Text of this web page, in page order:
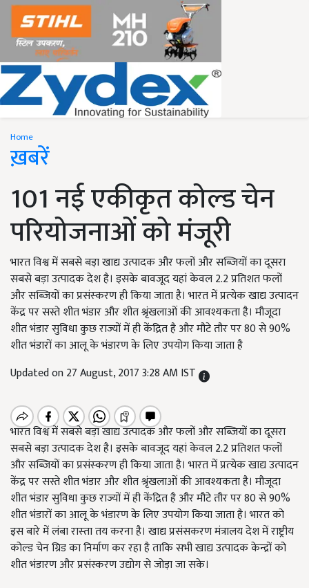
Home
ख़बरें
101 नई एकीकृत कोल्‍ड चेन
परियोजनाओं को मंजूरी
भारत विश्व में सबसे बड़ा खाद्य उत्पादक और फलों और सब्जियों का दूसरा
सबसे बड़ा उत्पादक देश है। इसके बावजूद यहां केवल 2.2 प्रतिशत फलों
और सब्जियों का प्रसंस्‍करण ही किया जाता है। भारत में प्रत्‍येक खाद्य उत्पादन
केंद्र पर सस्ते शीत भंडार और शीत श्रृंखलाओं की आवश्यकता है। मौजूदा
शीत भंडार सुविधा कुछ राज्यों में ही केंद्रित है और मौटे तौर पर 80 से 90%
शीत भंडारों का आलू के भंडारण के लिए उपयोग किया जाता है
Updated on 27 August, 2017 3:28 AM IST
भारत विश्व में सबसे बड़ा खाद्य उत्पादक और फलों और सब्जियों का दूसरा
सबसे बड़ा उत्पादक देश है। इसके बावजूद यहां केवल 2.2 प्रतिशत फलों
और सब्जियों का प्रसंस्‍करण ही किया जाता है। भारत में प्रत्‍येक खाद्य उत्पादन
केंद्र पर सस्ते शीत भंडार और शीत श्रृंखलाओं की आवश्यकता है। मौजूदा
शीत भंडार सुविधा कुछ राज्यों में ही केंद्रित है और मौटे तौर पर 80 से 90%
शीत भंडारों का आलू के भंडारण के लिए उपयोग किया जाता है। भारत को
इस बारे में लंबा रास्‍ता तय करना है। खाद्य प्रसंसकरण मंत्रालय देश में राष्ट्रीय
कोल्‍ड चेन ग्रिड का निर्माण कर रहा है ताकि सभी खाद्य उत्पादक केन्द्रों को
शीत भंडारण और प्रसंस्करण उद्योग से जोड़ा जा सके।